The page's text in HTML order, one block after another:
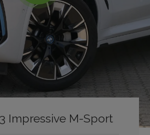
Impressive M-Sport